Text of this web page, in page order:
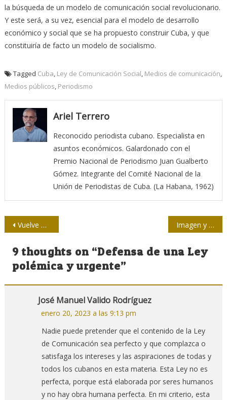
la búsqueda de un modelo de comunicación social revolucionario.
Y este será, a su vez, esencial para el modelo de desarrollo
económico y social que se ha propuesto construir Cuba, y que
constituiría de facto un modelo de socialismo.
Tagged Cuba Ley de Comunicación Social Medios de comunicación
Medios públicos Periodismo
Ariel Terrero
Reconocido periodista cubano. Especialista en
asuntos económicos. Galardonado con el
Premio Nacional de Periodismo Juan Gualberto
Gómez. Integrante del Comité Nacional de la
Unión de Periodistas de Cuba. (La Habana, 1962)
Navegación
de
entradas
Vuelve Diálogos en reverso Imagen y poesía: Hace calor en La Habana
9 thoughts on “Defensa de una Ley
polémica y urgente”
José Manuel Valido Rodríguez
enero 20, 2023 a las 9:13 pm
Nadie puede pretender que el contenido de la Ley
de Comunicación sea perfecto y que complazca o
satisfaga los intereses y las aspiraciones de todas y
todos los cubanos en esta materia. Esta Ley no es
perfecta, porque está elaborada por seres humanos
y no hay obra humana perfecta. En mi criterio, esta